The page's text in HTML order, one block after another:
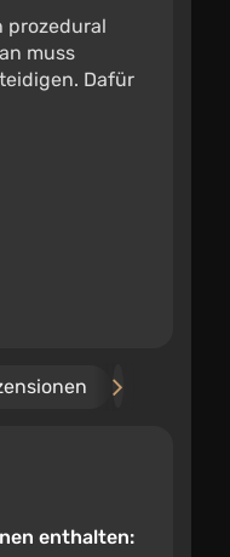
prozedural
muss
Dafür
enthalten: